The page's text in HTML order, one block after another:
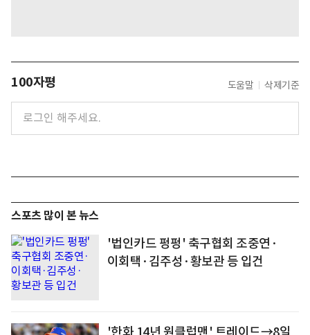
100자평 도움말 삭제기준
스포츠 많이 본 뉴스
'법인카드 펑펑' 축구협회 조중연·
이회택·김주성·황보관 등 입건
'한화 14년 원클럽맨' 트레이드→8일